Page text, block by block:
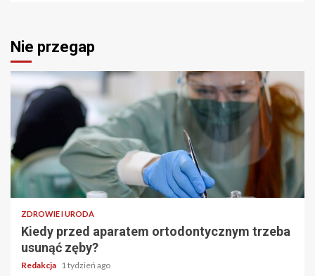
Nie przegap
ZDROWIE I URODA
Kiedy przed aparatem ortodontycznym trzeba
usunąć zęby?
Redakcja 1 tydzień ago